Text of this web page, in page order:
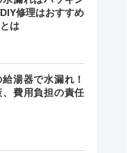
修理はおすすめ
は
湯器で水漏れ！
、費用負担の責任